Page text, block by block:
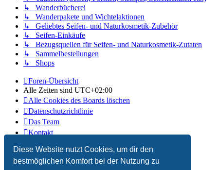
Diese Website nutzt Cookies, um dir den
bestmöglichen Komfort bei der Nutzung zu
↳ Wanderbücherei
↳ Wanderpakete und Wichtelaktionen
↳ Geliebtes Seifen- und Naturkosmetik-Zubehör
↳ Seifen-Einkäufe
↳ Bezugsquellen für Seifen- und Naturkosmetik-Zutaten
↳ Sammelbestellungen
↳ Shops
Foren-Übersicht
Alle Zeiten sind UTC+02:00
Alle Cookies des Boards löschen
Datenschutzrichtlinie
Das Team
Kontakt
Powered byphpBB ® Forum Software © phpBB Limited
Deutsche Übersetzung durch phpBB.de